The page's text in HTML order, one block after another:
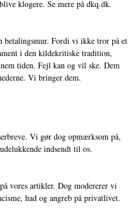
klogere. Se mere på dkq.dk.
betalingsmur. Fordi vi ikke tror på et
i den kildekritiske tradition,
tiden. Fejl kan og vil ske. Dem
Vi bringer dem.
Vi gør dog opmærksom på,
indsendt til os.
vores artikler. Dog modererer vi
had og angreb på privatlivet.